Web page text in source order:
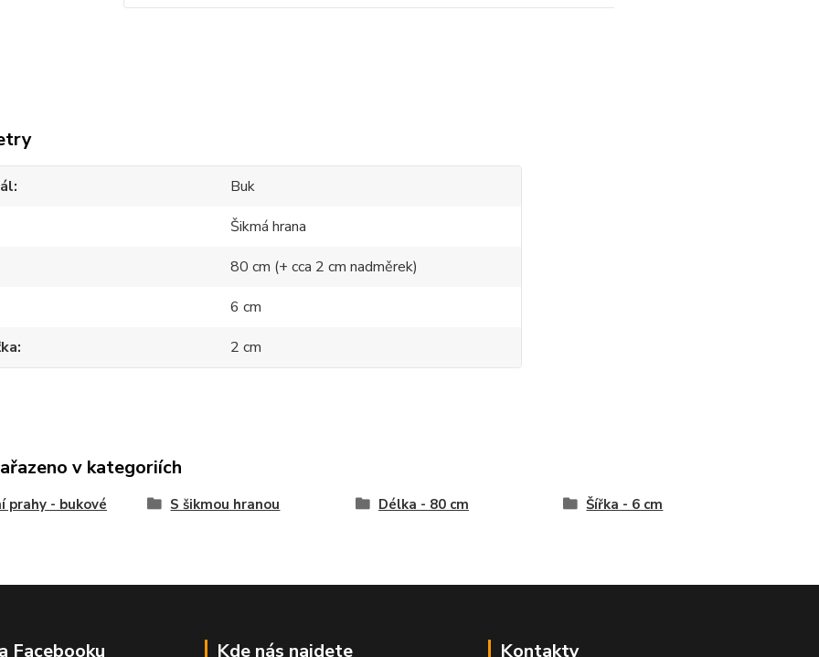
Buk
Šikmá hrana
80 cm (+ cca 2 cm nadměrek)
6 cm
2 cm
v kategoriích
prahy - bukové S šikmou hranou Délka - 80 cm Šířka - 6 cm
Facebooku Kde nás najdete Kontakty